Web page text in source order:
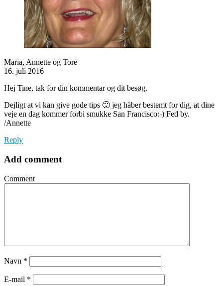
Maria, Annette og Tore
16. juli 2016
Hej Tine, tak for din kommentar og dit besøg.
Dejligt at vi kan give gode tips 🙂 jeg håber bestemt for dig, at dine
veje en dag kommer forbi smukke San Francisco:-) Fed by.
/Annette
Reply
Add comment
Comment
Navn *
E-mail *